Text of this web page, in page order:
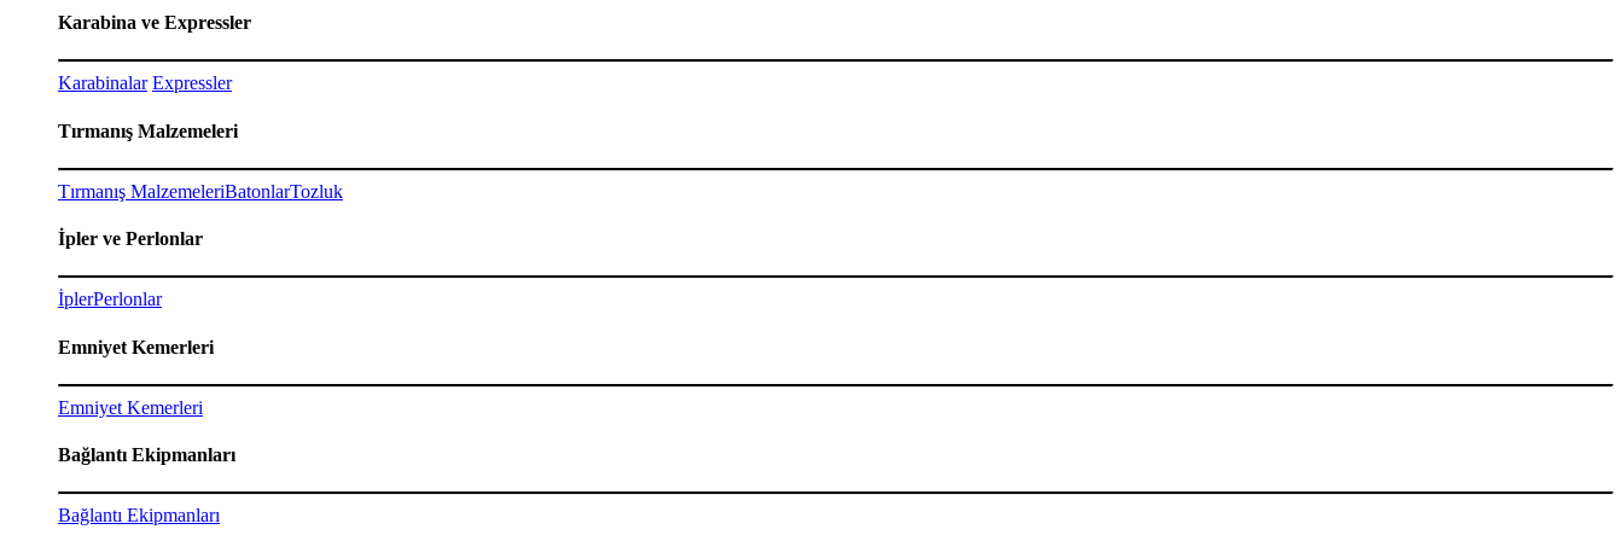
Karabina ve Expressler
Karabinalar Expressler
Tırmanış Malzemeleri
Tırmanış MalzemeleriBatonlarTozluk
İpler ve Perlonlar
İplerPerlonlar
Emniyet Kemerleri
Emniyet Kemerleri
Bağlantı Ekipmanları
Bağlantı Ekipmanları